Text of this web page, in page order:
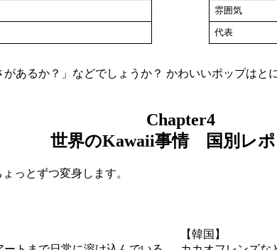
雰囲気
代表
あるか？」などでしょうか？ かわいいポップは
Chapter4
世界のKawaii事情 国別レポ
っとずつ変身します。
【韓国】